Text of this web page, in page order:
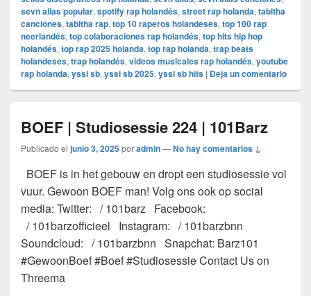
sevn alias popular, spotify rap holandés, street rap holanda, tabitha
canciones, tabitha rap, top 10 raperos holandeses, top 100 rap
neerlandés, top colaboraciones rap holandés, top hits hip hop
holandés, top rap 2025 holanda, top rap holanda, trap beats
holandeses, trap holandés, videos musicales rap holandés, youtube
rap holanda, yssi sb, yssi sb 2025, yssi sb hits | Deja un comentario
BOEF | Studiosessie 224 | 101Barz
Publicado el junio 3, 2025poradmin—No hay comentarios ↓
BOEF is in het gebouw en dropt een studiosessie vol
vuur. Gewoon BOEF man! Volg ons ook op social
media: Twitter: / 101barz Facebook:
/ 101barzofficieel Instagram: / 101barzbnn
Soundcloud: / 101barzbnn Snapchat: Barz101
#GewoonBoef #Boef #Studiosessie Contact Us on
Threema